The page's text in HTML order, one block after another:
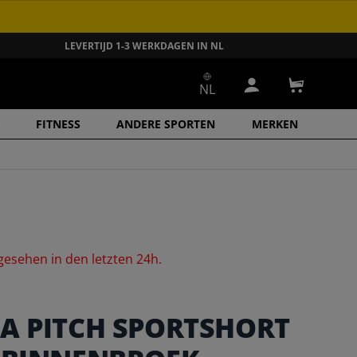
LEVERTIJD 1-3 WERKDAGEN IN NL
FITNESS ANDERE SPORTEN MERKEN
NL Inloggen
in den letzten24h.
PITCH SPORTSHORT